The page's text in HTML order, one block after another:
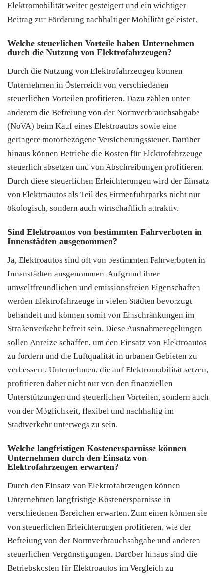
Elektromobilität weiter gesteigert und ein wichtiger
Beitrag zur Förderung nachhaltiger Mobilität geleistet.
Welche steuerlichen Vorteile haben Unternehmen
durch die Nutzung von Elektrofahrzeugen?
Durch die Nutzung von Elektrofahrzeugen können
Unternehmen in Österreich von verschiedenen
steuerlichen Vorteilen profitieren. Dazu zählen unter
anderem die Befreiung von der Normverbrauchsabgabe
(NoVA) beim Kauf eines Elektroautos sowie eine
geringere motorbezogene Versicherungssteuer. Darüber
hinaus können Betriebe die Kosten für Elektrofahrzeuge
steuerlich absetzen und von Abschreibungen profitieren.
Durch diese steuerlichen Erleichterungen wird der Einsatz
von Elektroautos als Teil des Firmenfuhrparks nicht nur
ökologisch, sondern auch wirtschaftlich attraktiv.
Sind Elektroautos von bestimmten Fahrverboten in
Innenstädten ausgenommen?
Ja, Elektroautos sind oft von bestimmten Fahrverboten in
Innenstädten ausgenommen. Aufgrund ihrer
umweltfreundlichen und emissionsfreien Eigenschaften
werden Elektrofahrzeuge in vielen Städten bevorzugt
behandelt und können somit von Einschränkungen im
Straßenverkehr befreit sein. Diese Ausnahmeregelungen
sollen Anreize schaffen, um den Einsatz von Elektroautos
zu fördern und die Luftqualität in urbanen Gebieten zu
verbessern. Unternehmen, die auf Elektromobilität setzen,
profitieren daher nicht nur von den finanziellen
Unterstützungen und steuerlichen Vorteilen, sondern auch
von der Möglichkeit, flexibel und nachhaltig im
Stadtverkehr unterwegs zu sein.
Welche langfristigen Kostenersparnisse können
Unternehmen durch den Einsatz von
Elektrofahrzeugen erwarten?
Durch den Einsatz von Elektrofahrzeugen können
Unternehmen langfristige Kostenersparnisse in
verschiedenen Bereichen erwarten. Zum einen können sie
von steuerlichen Erleichterungen profitieren, wie der
Befreiung von der Normverbrauchsabgabe und anderen
steuerlichen Vergünstigungen. Darüber hinaus sind die
Betriebskosten für Elektroautos im Vergleich zu